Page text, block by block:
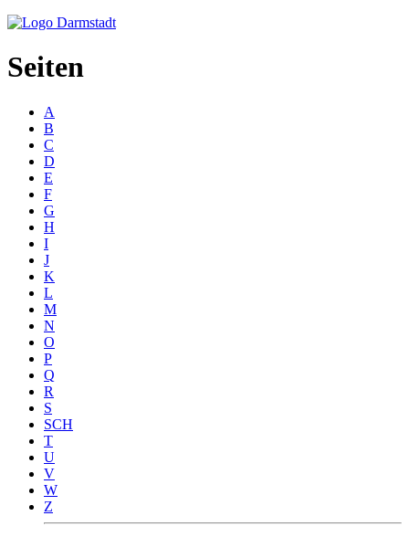
Seiten
A
B
C
D
E
F
G
H
I
J
K
L
M
N
O
P
Q
R
S
SCH
T
U
V
W
Z